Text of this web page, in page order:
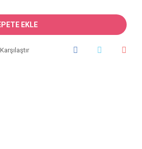
EKLE
Karşılaştır